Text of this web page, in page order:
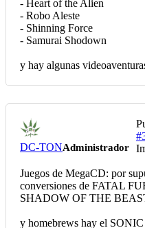
- Heart of the Alien
- Robo Aleste
- Shinning Force
- Samurai Shodown
y hay algunas
DC-TONAdministrador
Juegos de MegaCD: por
conversiones de FATAL
SHADOW OF THE
y homebrews hay el